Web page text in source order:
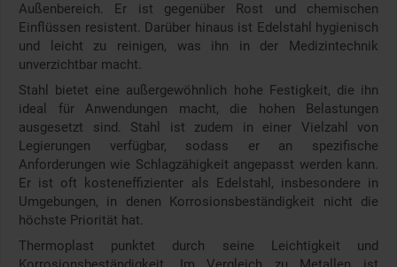
Außenbereich. Er ist gegenüber Rost und chemischen
Einflüssen resistent. Darüber hinaus ist Edelstahl hygienisch
und leicht zu reinigen, was ihn in der Medizintechnik
unverzichtbar macht.
Stahl bietet eine außergewöhnlich hohe Festigkeit, die ihn
ideal für Anwendungen macht, die hohen Belastungen
ausgesetzt sind. Stahl ist zudem in einer Vielzahl von
Legierungen verfügbar, sodass er an spezifische
Anforderungen wie Schlagzähigkeit angepasst werden kann.
Er ist oft kosteneffizienter als Edelstahl, insbesondere in
Umgebungen, in denen Korrosionsbeständigkeit nicht die
höchste Priorität hat.
Thermoplast punktet durch seine Leichtigkeit und